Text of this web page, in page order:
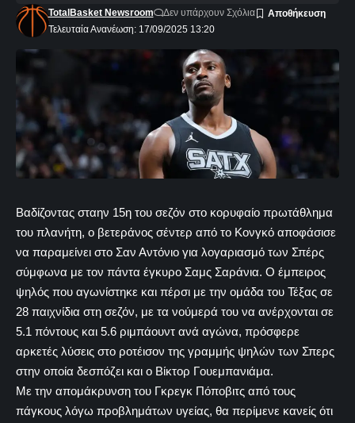
Τελευταία Ανανέωση: 17/09/2025 13:20
TotalBasket Newsroom Δεν υπάρχουν Σχόλια
Βαδίζοντας σταην 15η του σεζόν στο κορυφαίο πρωτάθλημα
του πλανήτη, ο βετεράνος σέντερ από το Κονγκό αποφάσισε
να παραμείνει στο Σαν Αντόνιο για λογαριασμό των Σπέρς
σύμφωνα με τον πάντα έγκυρο Σαμς Σαράνια. Ο έμπειρος
ψηλός που αγωνίστηκε και πέρσι με την ομάδα του Τέξας σε
28 παιχνίδια στη σεζόν, με τα νούμερά του να ανέρχονται σε
5.1 πόντους και 5.6 ριμπάουντ ανά αγώνα, πρόσφερε
αρκετές λύσεις στο ροτέισον της γραμμής ψηλών των Σπερς
στην οποία δεσπόζει και ο Βίκτορ Γουεμπανιάμα.
Με την απομάκρυνση του Γκρεγκ Πόποβιτς από τους
πάγκους λόγω προβλημάτων υγείας, θα περίμενε κανείς ότι